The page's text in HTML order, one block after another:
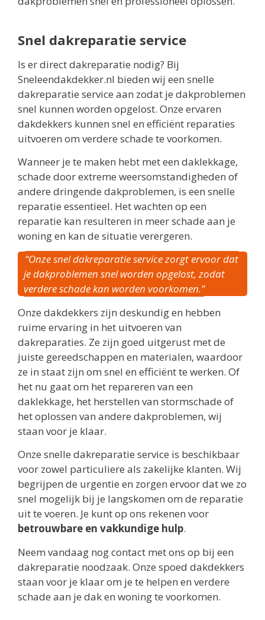
Snel dakreparatie service
Is er direct dakreparatie nodig? Bij
Sneleendakdekker.nl bieden wij een snelle
dakreparatie service aan zodat je dakproblemen
snel kunnen worden opgelost. Onze ervaren
dakdekkers kunnen snel en efficiënt reparaties
uitvoeren om verdere schade te voorkomen.
Wanneer je te maken hebt met een daklekkage,
schade door extreme weersomstandigheden of
andere dringende dakproblemen, is een snelle
reparatie essentieel. Het wachten op een
reparatie kan resulteren in meer schade aan je
woning en kan de situatie verergeren.
“Onze snel dakreparatie service zorgt ervoor dat
je dakproblemen snel worden opgelost, zodat
verdere schade kan worden voorkomen.”
Onze dakdekkers zijn deskundig en hebben
ruime ervaring in het uitvoeren van
dakreparaties. Ze zijn goed uitgerust met de
juiste gereedschappen en materialen, waardoor
ze in staat zijn om snel en efficiënt te werken. Of
het nu gaat om het repareren van een
daklekkage, het herstellen van stormschade of
het oplossen van andere dakproblemen, wij
staan voor je klaar.
Onze snelle dakreparatie service is beschikbaar
voor zowel particuliere als zakelijke klanten. Wij
begrijpen de urgentie en zorgen ervoor dat we zo
snel mogelijk bij je langskomen om de reparatie
uit te voeren. Je kunt op ons rekenen voor
betrouwbare en vakkundige hulp.
Neem vandaag nog contact met ons op bij een
dakreparatie noodzaak. Onze spoed dakdekkers
staan voor je klaar om je te helpen en verdere
schade aan je dak en woning te voorkomen.